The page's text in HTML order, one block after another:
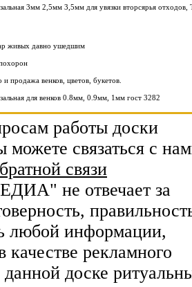
3мм 2,5мм 3,5мм для увязки вторсярья отходов,
живых давно ушедшим
и продажа венков, цветов, букетов.
для венков 0.8мм, 0.9мм, 1мм гост 3282
работы доски
можете связаться с
связи
не отвечает за
любой информации,
рекламного
данной доске